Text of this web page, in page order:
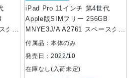
グレ
iPad Pro 11インチ 第4世代
Apple版SIMフリー 256GB
MNYE3J/A A2761 スペースグレ
イ
付属品：本体のみ
発売日：2022/10
在庫なし(入荷未定)